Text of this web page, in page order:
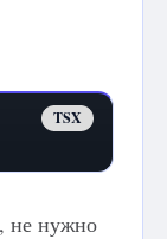
не нужно